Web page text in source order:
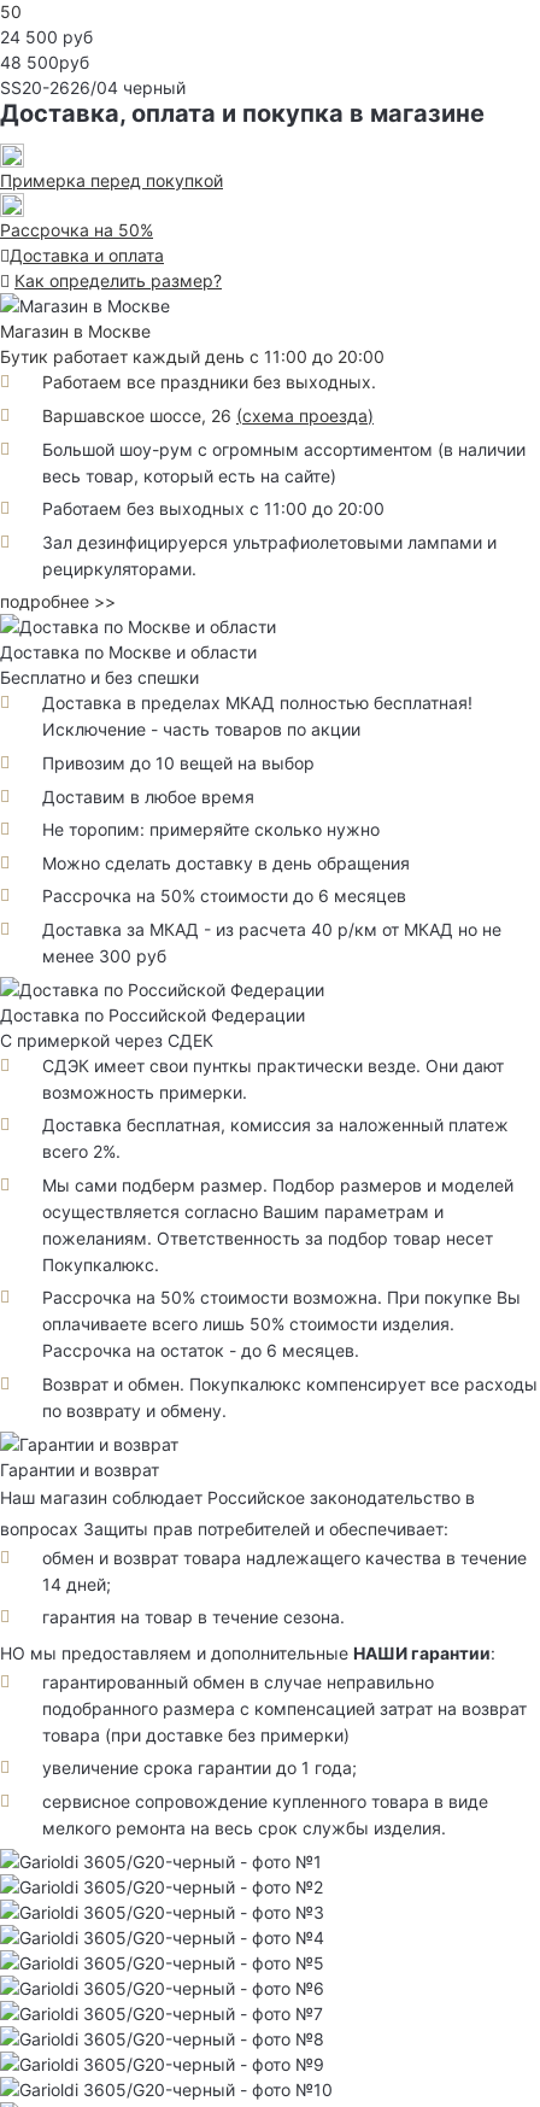
50
24 500 руб
48 500руб
SS20-2626/04 черный
Доставка, оплата и покупка в магазине
Примерка перед покупкой
Рассрочка на 50%
Доставка и оплата
Как определить размер?
Магазин в Москве
Бутик работает каждый день с 11:00 до 20:00
Работаем все праздники без выходных.
Варшавское шоссе, 26 (схема проезда)
Большой шоу-рум с огромным ассортиментом (в наличии
весь товар, который есть на сайте)
Работаем без выходных с 11:00 до 20:00
Зал дезинфицируерся ультрафиолетовыми лампами и
рециркуляторами.
подробнее >>
Доставка по Москве и области
Бесплатно и без спешки
Доставка в пределах МКАД полностью бесплатная!
Исключение - часть товаров по акции
Привозим до 10 вещей на выбор
Доставим в любое время
Не торопим: примеряйте сколько нужно
Можно сделать доставку в день обращения
Рассрочка на 50% стоимости до 6 месяцев
Доставка за МКАД - из расчета 40 р/км от МКАД но не
менее 300 руб
Доставка по Российской Федерации
С примеркой через СДЕК
СДЭК имеет свои пунткы практически везде. Они дают
возможность примерки.
Доставка бесплатная, комиссия за наложенный платеж
всего 2%.
Мы сами подберм размер. Подбор размеров и моделей
осуществляется согласно Вашим параметрам и
пожеланиям. Ответственность за подбор товар несет
Покупкалюкс.
Рассрочка на 50% стоимости возможна. При покупке Вы
оплачиваете всего лишь 50% стоимости изделия.
Рассрочка на остаток - до 6 месяцев.
Возврат и обмен. Покупкалюкс компенсирует все расходы
по возврату и обмену.
Гарантии и возврат
Наш магазин соблюдает Российское законодательство в
вопросах Защиты прав потребителей и обеспечивает:
обмен и возврат товара надлежащего качества в течение
14 дней;
гарантия на товар в течение сезона.
НО мы предоставляем и дополнительные НАШИ гарантии:
гарантированный обмен в случае неправильно
подобранного размера с компенсацией затрат на возврат
товара (при доставке без примерки)
увеличение срока гарантии до 1 года;
сервисное сопровождение купленного товара в виде
мелкого ремонта на весь срок службы изделия.